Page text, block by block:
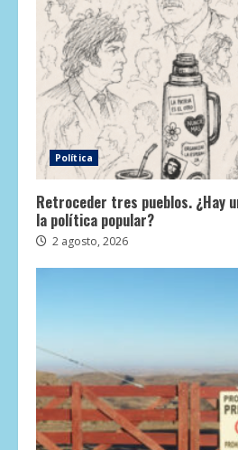
Política
Retroceder tres pueblos. ¿Hay
la política popular?
2 agosto, 2026